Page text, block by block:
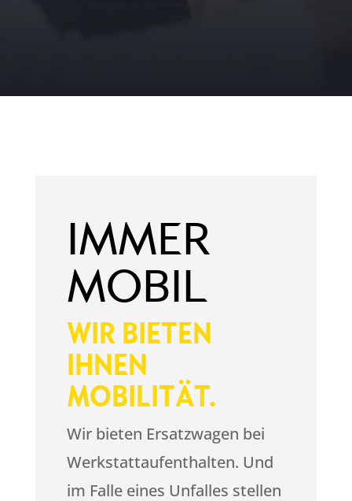
IMMER
MOBIL
WIR BIETEN
IHNEN
MOBILITÄT.
Wir bieten Ersatzwagen bei
Werkstattaufenthalten. Und
im Falle eines Unfalles stellen